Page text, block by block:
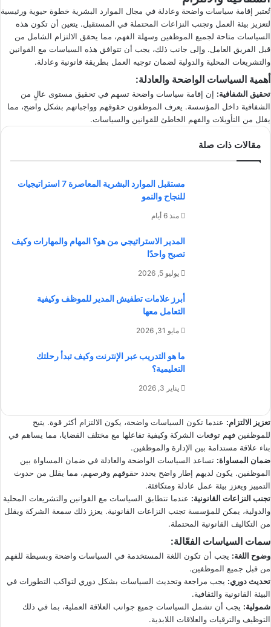
تُعتبر إقامة سياسات واضحة وعادلة في مجال الموارد البشرية خطوة حيوية ورئيسية
لتعزيز بيئة العمل وتجنب النزاعات المحتملة في المستقبل. يتعين أن تكون هذه
السياسات متاحة لجميع الموظفين وسهلة الفهم، مما يحقق الالتزام الشامل من
قبل الفريق العامل. وإلى جانب ذلك، يجب أن تتوافق هذه السياسات مع القوانين
والتشريعات المحلية والدولية لضمان توجيه العمل بطريقة قانونية وعادلة.
أهمية السياسات الواضحة والعادلة:
تحقيق الشفافية: إن إقامة سياسات واضحة تسهم في تحقيق مستوى عالٍ من
الشفافية داخل المؤسسة. يعرف الموظفون حقوقهم وواجباتهم بشكل واضح، مما
يقلل من التأويلات والفهم الخاطئ للقوانين والسياسات.
مقالات ذات صلة
مستقبل الموارد البشرية المعاصرة 7 استراتيجيات
للنجاح والنمو
منذ 6 أيام
المدير الاستراتيجي من هو؟ المهام والمهارات وكيف
تصبح واحدًا
يوليو 5, 2026
أبرز علامات تطفيش المدير للموظف وكيفية
التعامل معها
مايو 31, 2026
ما هو التدريب عبر الإنترنت وكيف تبدأ رحلتك
التعليمية؟
يناير 3, 2026
تعزيز الالتزام: عندما تكون السياسات واضحة، يكون الالتزام أكثر قوة. يتيح
للموظفين فهم توقعات الشركة وكيفية تفاعلها مع مختلف القضايا، مما يساهم في
بناء علاقة مستدامة بين الإدارة والموظفين.
ضمان المساواة: تساعد السياسات الواضحة والعادلة في ضمان المساواة بين
الموظفين. يكون لديهم إطار واضح يحدد حقوقهم وفرصهم، مما يقلل من حدوث
التمييز ويعزز بيئة عمل عادلة ومتكافئة.
تجنب النزاعات القانونية: عندما تتطابق السياسات مع القوانين والتشريعات المحلية
والدولية، يمكن للمؤسسة تجنب النزاعات القانونية. يعزز ذلك سمعة الشركة ويقلل
من التكاليف القانونية المحتملة.
سمات السياسات الفعّالة:
وضوح اللغة: يجب أن تكون اللغة المستخدمة في السياسات واضحة وبسيطة للفهم
من قبل جميع الموظفين.
تحديث دوري: يجب مراجعة وتحديث السياسات بشكل دوري لتواكب التطورات في
البيئة القانونية والثقافية.
شمولية: يجب أن تشمل السياسات جميع جوانب العلاقة العملية، بما في ذلك
التوظيف والترقيات والعلاقات اللابدية.